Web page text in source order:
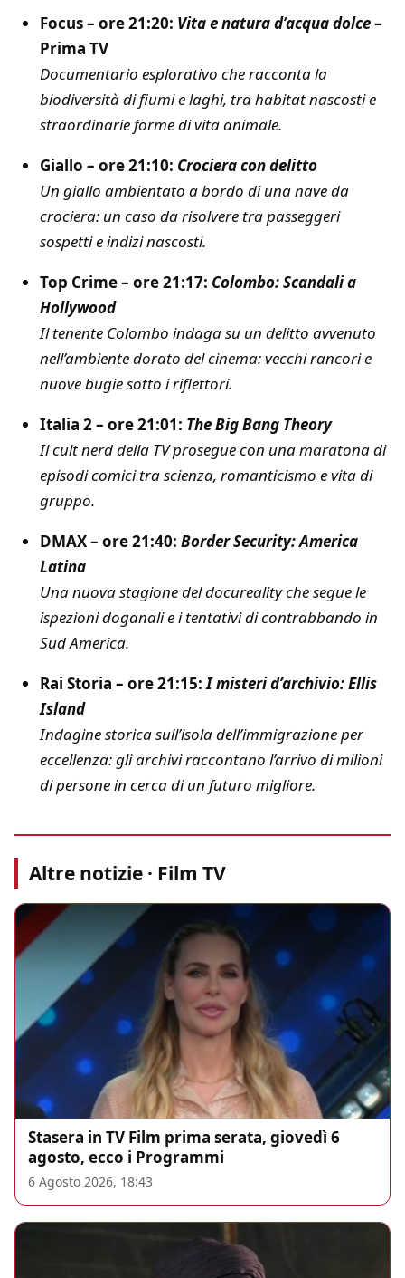
Focus – ore 21:20: Vita e natura d’acqua dolce–
Prima TV
Documentario esplorativo che racconta la
biodiversità di fiumi e laghi, tra habitat nascosti e
straordinarie forme di vita animale.
Giallo – ore 21:10: Crociera con delitto
Un giallo ambientato a bordo di una nave da
crociera: un caso da risolvere tra passeggeri
sospetti e indizi nascosti.
Top Crime – ore 21:17: Colombo: Scandali a
Hollywood
Il tenente Colombo indaga su un delitto avvenuto
nell’ambiente dorato del cinema: vecchi rancori e
nuove bugie sotto i riflettori.
Italia 2 – ore 21:01: The Big Bang Theory
Il cult nerd della TV prosegue con una maratona di
episodi comici tra scienza, romanticismo e vita di
gruppo.
DMAX – ore 21:40: Border Security: America
Latina
Una nuova stagione del docureality che segue le
ispezioni doganali e i tentativi di contrabbando in
Sud America.
Rai Storia – ore 21:15:I misteri d’archivio: Ellis
Island
Indagine storica sull’isola dell’immigrazione per
eccellenza: gli archivi raccontano l’arrivo di milioni
di persone in cerca di un futuro migliore.
Altre notizie · Film TV
Stasera in TV Film prima serata, giovedì 6
agosto, ecco i Programmi
6 Agosto 2026, 18:43